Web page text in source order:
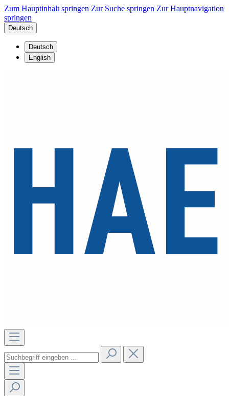
Zum Hauptinhalt springen Zur Suche springen Zur Hauptnavigation
springen
Deutsch
Deutsch
English